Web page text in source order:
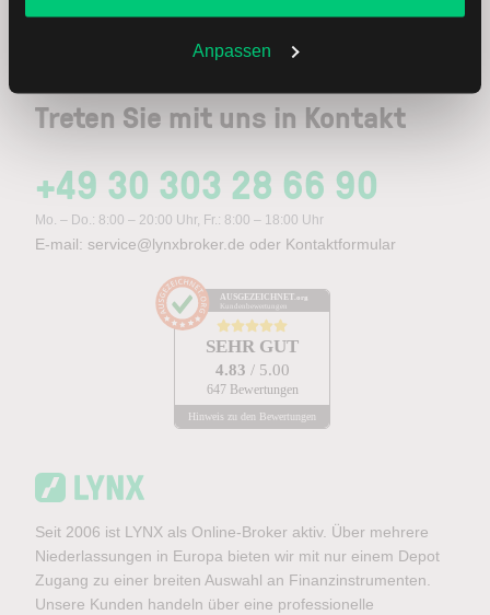
Sie jederzeit in denCookie-Einstellungenändern.
Weitere Infos auch in unsererDatenschutzerklärung
Anpassen
Treten Sie mit uns in Kontakt
+49 30 303 28 66 90
Mo. – Do.: 8:00 – 20:00 Uhr, Fr.: 8:00 – 18:00 Uhr
E-mail: service@lynxbroker.de oder Kontaktformular
AUSGEZEICHNET .org
Kundenbewertungen
SEHR GUT
4.83 / 5.00
647 Bewertungen
Hinweis zu den Bewertungen
Seit 2006 ist LYNX als Online-Broker aktiv. Über mehrere
Niederlassungen in Europa bieten wir mit nur einem Depot
Zugang zu einer breiten Auswahl an Finanzinstrumenten.
Unsere Kunden handeln über eine professionelle